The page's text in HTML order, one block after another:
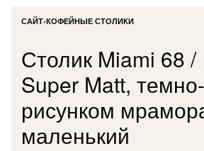
САЙТ›КОФЕЙНЫЕ СТОЛИКИ
Столик Miami 68 /
Super Matt,
рисунком
маленький